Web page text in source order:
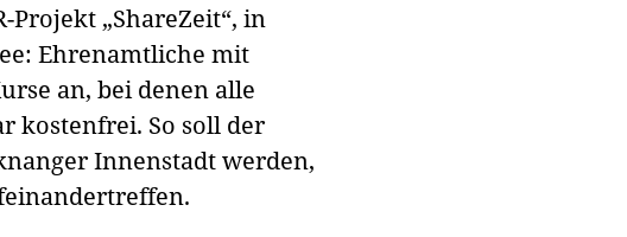
Projekt „ShareZeit“, in
Ehrenamtliche mit
an, bei denen alle
kostenfrei. So soll der
Innenstadt werden,